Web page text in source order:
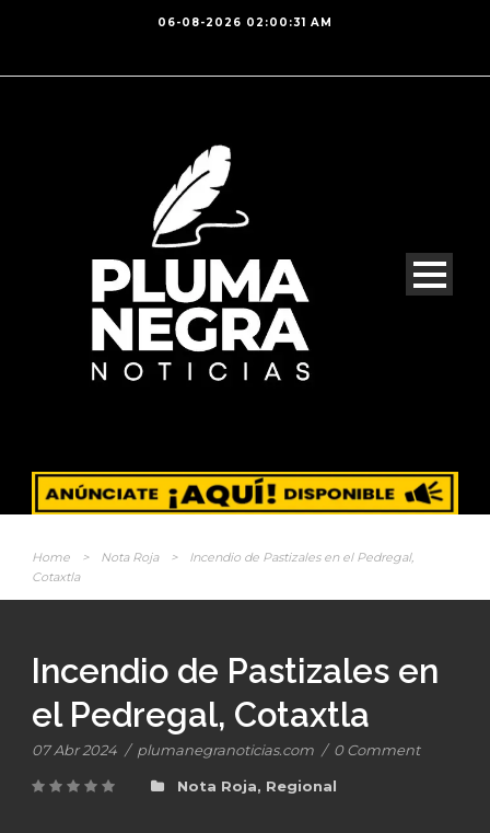
06-08-2026 02:00:31 AM
Home > Nota Roja >
Incendio de Pastizales en el Pedregal,
Cotaxtla
Incendio de Pastizales en
el Pedregal, Cotaxtla
07 Abr 2024 / plumanegranoticias.com / 0 Comment
Nota Roja, Regional